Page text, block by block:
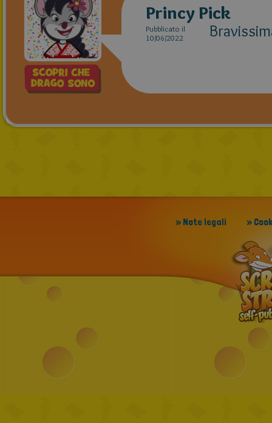
Princy Pick
Pubblicato il
10/06/2022
» Note legali »